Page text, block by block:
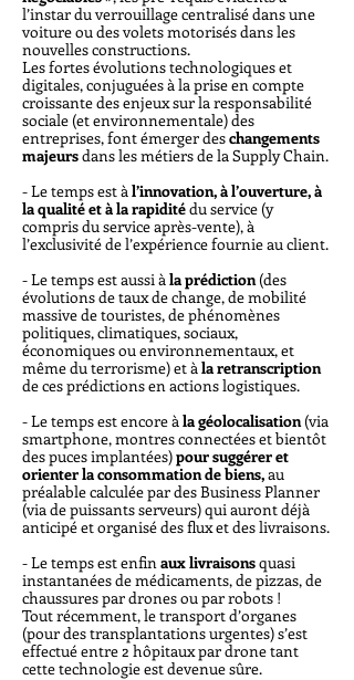
l’instar du verrouillage centralisé dans une
voiture ou des volets motorisés dans les
nouvelles constructions.
Les fortes évolutions technologiques et
digitales, conjuguées à la prise en compte
croissante des enjeux sur la responsabilité
sociale (et environnementale) des
entreprises, font émerger deschangements
majeursdans les métiers de la Supply Chain.
- Le temps est àl’innovation, à l’ouverture, à
la qualité et à la rapiditédu service (y
compris du service après-vente), à
l’exclusivité de l’expérience fournie au client.
- Le temps est aussi àla prédiction(des
évolutions de taux de change, de mobilité
massive de touristes, de phénomènes
politiques, climatiques, sociaux,
économiques ou environnementaux, et
même du terrorisme) et àla retranscription
de ces prédictions en actions logistiques.
- Le temps est encore àla géolocalisation(via
smartphone, montres connectées et bientôt
des puces implantées)pour suggérer et
orienter la consommation de biens,au
préalable calculée par des Business Planner
(via de puissants serveurs) qui auront déjà
anticipé et organisé des flux et des livraisons.
- Le temps est enfinaux livraisonsquasi
instantanées de médicaments, de pizzas, de
chaussures par drones ou par robots !
Tout récemment, le transport d’organes
(pour des transplantations urgentes) s’est
effectué entre 2 hôpitaux par drone tant
cette technologie est devenue sûre.